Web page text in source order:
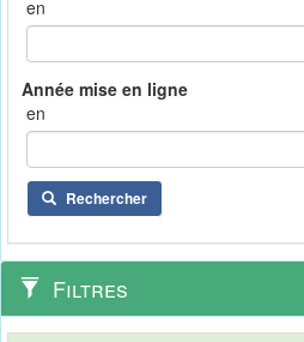
en
en
Rechercher
Filtres